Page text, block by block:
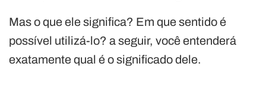
Mas o que ele significa? Em que sentido é
possível utilizá-lo? a seguir, você entenderá
exatamente qual é o significado dele.